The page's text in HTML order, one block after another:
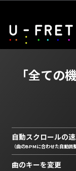
「全ての
自動スクロールの
（曲のBPMに合わせた自動調
曲のキーを変更